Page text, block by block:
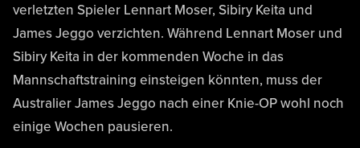
verletzten Spieler Lennart Moser, Sibiry Keita und
James Jeggo verzichten. Während Lennart Moser und
Sibiry Keita in der kommenden Woche in das
Mannschaftstraining einsteigen könnten, muss der
Australier James Jeggo nach einer Knie-OP wohl noch
einige Wochen pausieren.